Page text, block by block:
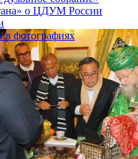
о ЦДУМ России
фотографиях